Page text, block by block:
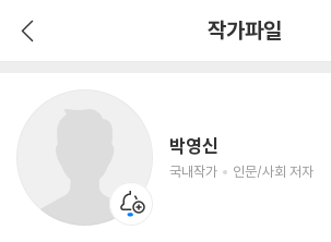
작가파일
박영신
국내작가 인문/사회 저자
인문/사회 저자